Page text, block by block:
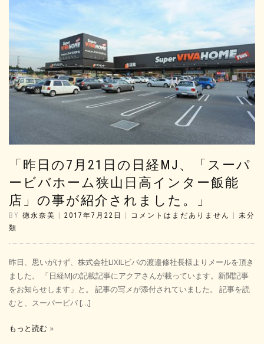
「昨日の7月21日の日経MJ、「スーパ
ービバホーム狭山日高インター飯能
店」の事が紹介されました。」
BY 徳永奈美 | 2017年7月22日 | コメントはまだありません | 未分
類
昨日、思いがけず、株式会社LIXILビバの渡邉修社長様よりメールを頂き
ました。 「日経MJの記載記事にアクアさんが載っています。新聞記事
をお知らせします」と。 記事の写メが添付されていました。 記事を読
むと、スーパービバ […]
もっと読む